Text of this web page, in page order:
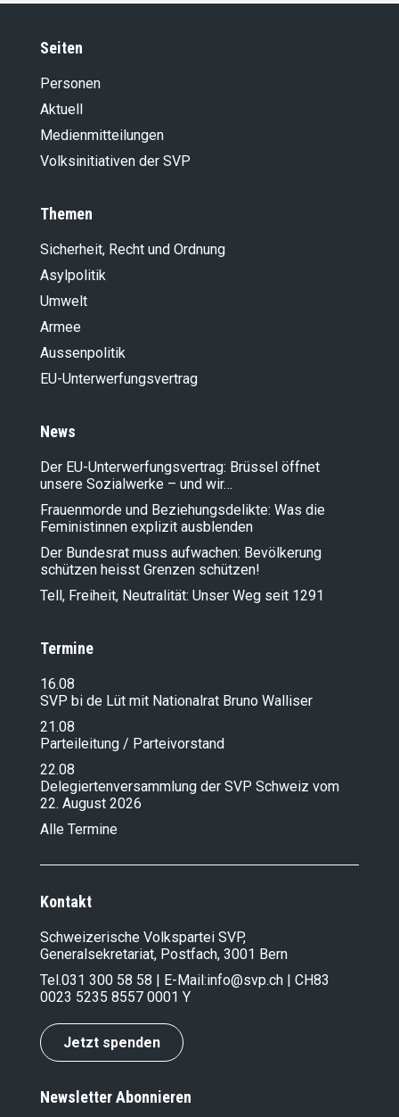
Seiten
Personen
Aktuell
Medienmitteilungen
Volksinitiativen der SVP
Themen
Sicherheit, Recht und Ordnung
Asylpolitik
Umwelt
Armee
Aussenpolitik
EU-Unterwerfungsvertrag
News
Der EU-Unterwerfungsvertrag: Brüssel öffnet
unsere Sozialwerke – und wir…
Frauenmorde und Beziehungsdelikte: Was die
Feministinnen explizit ausblenden
Der Bundesrat muss aufwachen: Bevölkerung
schützen heisst Grenzen schützen!
Tell, Freiheit, Neutralität: Unser Weg seit 1291
Termine
16.08
SVP bi de Lüt mit Nationalrat Bruno Walliser
21.08
Parteileitung / Parteivorstand
22.08
Delegiertenversammlung der SVP Schweiz vom
22. August 2026
Alle Termine
Kontakt
Schweizerische Volkspartei SVP,
Generalsekretariat, Postfach, 3001 Bern
Tel.031 300 58 58 | E-Mail:info@svp.ch | CH83
0023 5235 8557 0001 Y
Jetzt spenden
Newsletter Abonnieren